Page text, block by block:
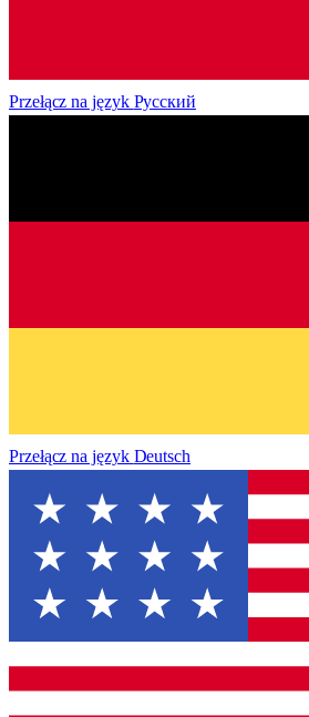
Przełącz na język Русский
Przełącz na język Deutsch